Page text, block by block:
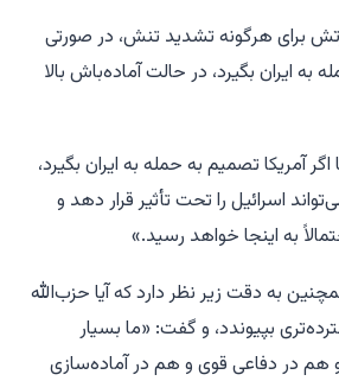
برای هرگونه تشدید تنش، در صورتی
به ایران بگیرد، در حالت آماده‌باش بالا
آمریکا تصمیم به حمله به ایران بگیرد،
اسرائیل را تحت تأثیر قرار دهد و
به اینجا خواهد رسید.»
به دقت زیر نظر دارد که آیا حزب‌الله
بپیوندد، و گفت: «ما بسیار
و هم در دفاعی قوی و هم در آماده‌سازی